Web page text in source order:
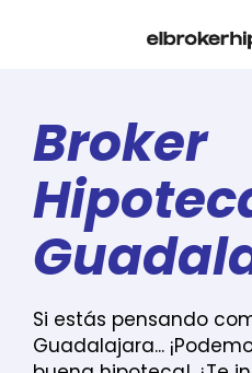
Broker
Si estás pensando
Guadalajara...